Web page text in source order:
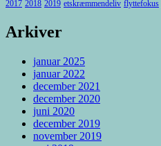
2017 2018 2019 etskræmmendeliv flyttefokus
Arkiver
januar 2025
januar 2022
december 2021
december 2020
juni 2020
december 2019
november 2019